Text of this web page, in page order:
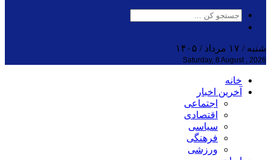
شنبه / ۱۷ مرداد / ۱۴۰۵
Saturday, 8 August , 2026
خانه
آخرین اخبار
اجتماعی
اقتصادی
سیاسی
فرهنگی
ورزشی